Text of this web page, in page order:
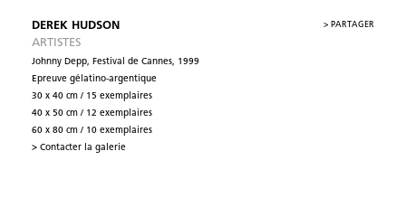
DEREK HUDSON
ARTISTES
Johnny Depp, Festival de Cannes, 1999
Epreuve gélatino-argentique
30 x 40 cm / 15 exemplaires
40 x 50 cm / 12 exemplaires
60 x 80 cm / 10 exemplaires
> Contacter la galerie
> PARTAGER